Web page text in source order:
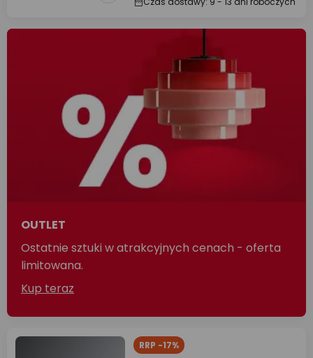
OUTLET
Ostatnie sztuki w atrakcyjnych cenach - oferta
limitowana.
Kup teraz
RRP -17%